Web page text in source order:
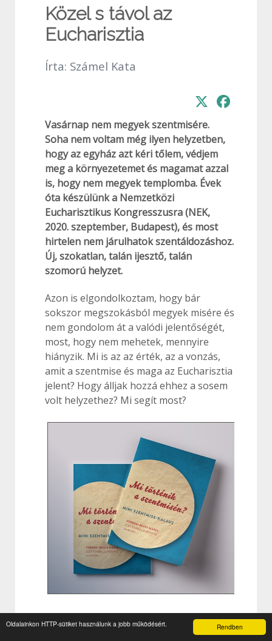
Rendben
Oldalainkon HTTP-sütiket használunk a jobb működésért.
Közel s távol az
Eucharisztia
Írta: Számel Kata
Vasárnap nem megyek szentmisére.
Soha nem voltam még ilyen helyzetben,
hogy az egyház azt kéri tőlem, védjem
meg a környezetemet és magamat azzal
is, hogy nem megyek templomba. Évek
óta készülünk a Nemzetközi
Eucharisztikus Kongresszusra (NEK,
2020. szeptember, Budapest), és most
hirtelen nem járulhatok szentáldozáshoz.
Új, szokatlan, talán ijesztő, talán
szomorú helyzet.
Azon is elgondolkoztam, hogy bár
sokszor megszokásból megyek misére és
nem gondolom át a valódi jelentőségét,
most, hogy nem mehetek, mennyire
hiányzik. Mi is az az érték, az a vonzás,
amit a szentmise és maga az Eucharisztia
jelent? Hogy álljak hozzá ehhez a sosem
volt helyzethez? Mi segít most?
Tavaly jelent meg Versegi Beáta Mária
nővér (Nyolc Boldogság Közösség)